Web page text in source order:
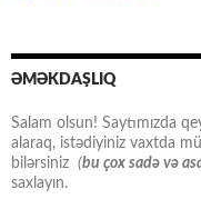
ƏMƏKDAŞLIQ
Salam olsun! Saytımızda
alaraq, istədiyiniz vaxtda
bilərsiniz (bu çox sadə və
saxlayın.